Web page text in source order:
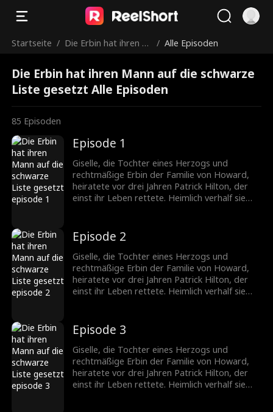
Startseite / Die Erbin hat ihren M
Liste gesetzt
/ Alle Episoden
Die Erbin hat ihren Mann auf die schwarze
Liste gesetzt Alle Episoden
85 Episoden
Episode 1
Giselle, die Tochter eines Herzogs und
rechtmäßige Erbin der Familie von Howard,
heiratete vor drei Jahren Patrick Hilton, der
einst ihr Leben rettete. Heimlich verhalf sie
verletzenden Kommentare von Becky trieben
die schwangere Giselle in die Verzweiflung. Sie
fordert die Scheidung. Patrick jedoch liebt nur
Giselle. Nach der Trennung erkennt er, wie
sehr er sie braucht, und setzt alles daran, sie
zurückzugewinnen.
Episode 2
Giselle, die Tochter eines Herzogs und
rechtmäßige Erbin der Familie von Howard,
heiratete vor drei Jahren Patrick Hilton, der
einst ihr Leben rettete. Heimlich verhalf sie
verletzenden Kommentare von Becky trieben
die schwangere Giselle in die Verzweiflung. Sie
fordert die Scheidung. Patrick jedoch liebt nur
Giselle. Nach der Trennung erkennt er, wie
sehr er sie braucht, und setzt alles daran, sie
zurückzugewinnen.
Episode 3
Giselle, die Tochter eines Herzogs und
rechtmäßige Erbin der Familie von Howard,
heiratete vor drei Jahren Patrick Hilton, der
einst ihr Leben rettete. Heimlich verhalf sie